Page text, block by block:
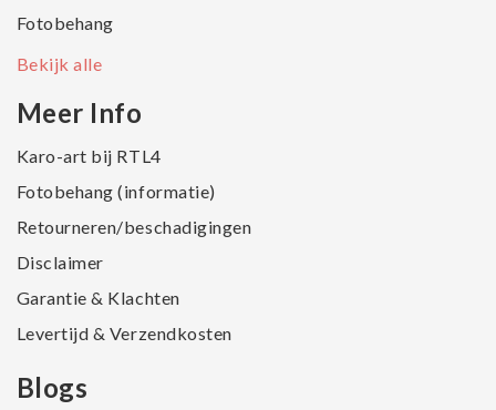
Fotobehang
Bekijk alle
Meer Info
Karo-art bij RTL4
Fotobehang (informatie)
Retourneren/beschadigingen
Disclaimer
Garantie & Klachten
Levertijd & Verzendkosten
Blogs